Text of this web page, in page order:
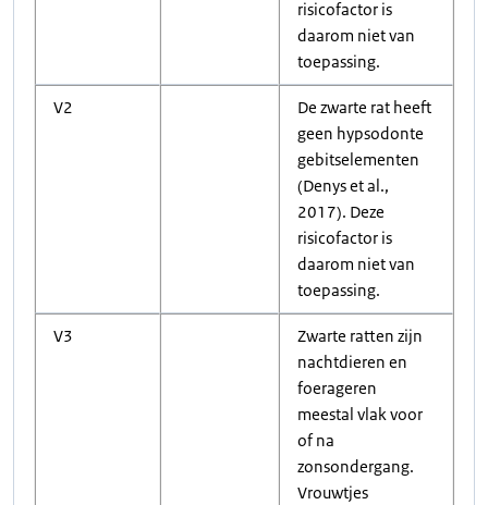
risicofactor is
daarom niet van
toepassing.
V2
De zwarte rat heeft
geen hypsodonte
gebitselementen
(Denys et al.,
2017). Deze
risicofactor is
daarom niet van
toepassing.
V3
Zwarte ratten zijn
nachtdieren en
foerageren
meestal vlak voor
of na
zonsondergang.
Vrouwtjes